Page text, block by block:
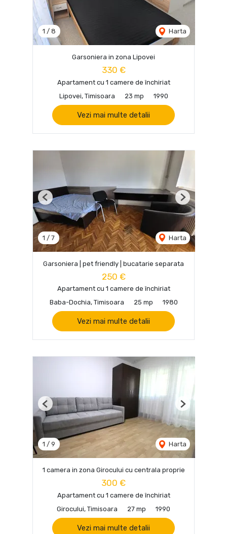
1 / 8 Harta
Garsoniera in zona Lipovei
330 €
Apartament cu 1 camere de închiriat
Lipovei, Timisoara
23 mp 1990
Vezi mai multe detalii
1 / 7 Harta
Previous Next
Garsoniera | pet friendly | bucatarie separata
250 €
Apartament cu 1 camere de închiriat
Baba-Dochia, Timisoara
25 mp 1980
Vezi mai multe detalii
1 / 9 Harta
Previous Next
1 camera in zona Girocului cu centrala proprie
300 €
Apartament cu 1 camere de închiriat
Girocului, Timisoara
27 mp 1990
Vezi mai multe detalii